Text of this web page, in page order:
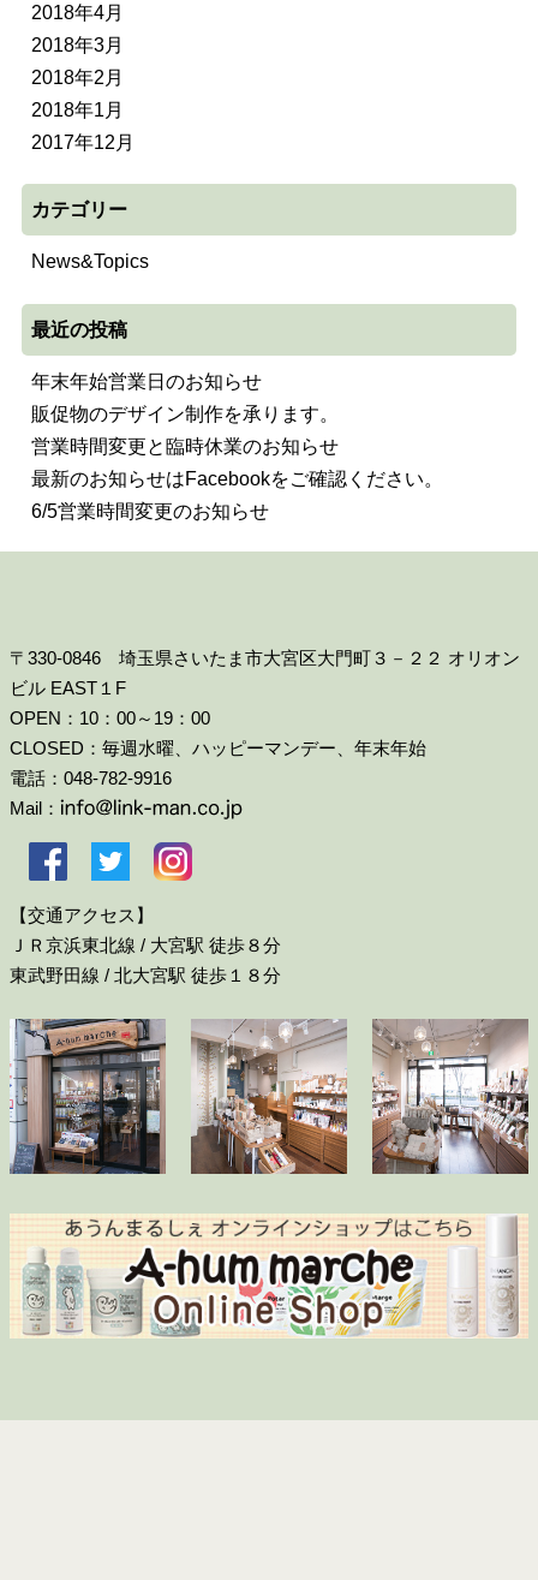
2018年4月
2018年3月
2018年2月
2018年1月
2017年12月
カテゴリー
News&Topics
最近の投稿
年末年始営業日のお知らせ
販促物のデザイン制作を承ります。
営業時間変更と臨時休業のお知らせ
最新のお知らせはFacebookをご確認ください。
6/5営業時間変更のお知らせ
〒330-0846 埼玉県さいたま市大宮区大門町３－２２ オリオン
ビル EAST１F
OPEN：10：00～19：00
CLOSED：毎週水曜、ハッピーマンデー、年末年始
電話：048-782-9916
Mail：
【交通アクセス】
ＪＲ京浜東北線 / 大宮駅 徒歩８分
東武野田線 / 北大宮駅 徒歩１８分